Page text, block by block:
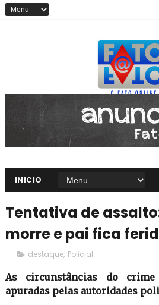
INICIO
Tentativa de
morre e pai fica
destaque, Policial
As circunstâncias do
apuradas pelas autoridades